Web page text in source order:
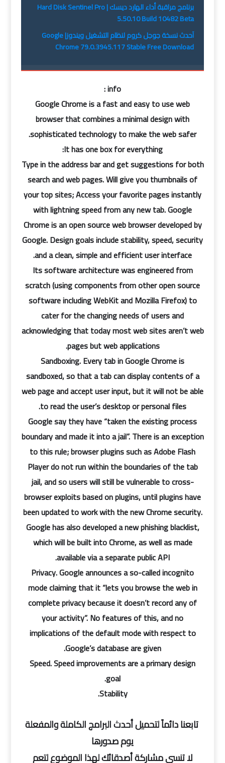
برنامج مراقبة أداء الهارد ديسك | Hard Disk Sentinel Pro
5.50.10 Build 10482 Beta
آحدث نسخة جوجل كروم لنظام التشغيل ويندوز| Google
Chrome 79.0.3945.117 Stable Free Download
info :
Google Chrome is a fast and easy to use web
browser that combines a minimal design with
sophisticated technology to make the web safer.
It has one box for everything:
Type in the address bar and get suggestions for both
search and web pages. Will give you thumbnails of
your top sites; Access your favorite pages instantly
with lightning speed from any new tab. Google
Chrome is an open source web browser developed by
Google. Design goals include stability, speed, security
and a clean, simple and efficient user interface.
Its software architecture was engineered from
scratch (using components from other open source
software including WebKit and Mozilla Firefox) to
cater for the changing needs of users and
acknowledging that today most web sites aren’t web
pages but web applications.
Sandboxing. Every tab in Google Chrome is
sandboxed, so that a tab can display contents of a
web page and accept user input, but it will not be able
to read the user’s desktop or personal files.
Google say they have “taken the existing process
boundary and made it into a jail”. There is an exception
to this rule; browser plugins such as Adobe Flash
Player do not run within the boundaries of the tab
jail, and so users will still be vulnerable to cross-
browser exploits based on plugins, until plugins have
been updated to work with the new Chrome security.
Google has also developed a new phishing blacklist,
which will be built into Chrome, as well as made
available via a separate public API.
Privacy. Google announces a so-called incognito
mode claiming that it “lets you browse the web in
complete privacy because it doesn’t record any of
your activity”. No features of this, and no
implications of the default mode with respect to
Google’s database are given.
Speed. Speed improvements are a primary design
goal.
Stability.
تابعنا دائماً لتحميل أحدث البرامج الكاملة والمفعلة
يوم صدورها
لا تنسى مشاركة أصدقائك لهذا الموضوع لتعم